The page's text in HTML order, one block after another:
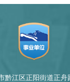
黔江区正阳街道正舟